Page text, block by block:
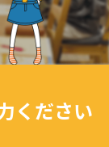
ください